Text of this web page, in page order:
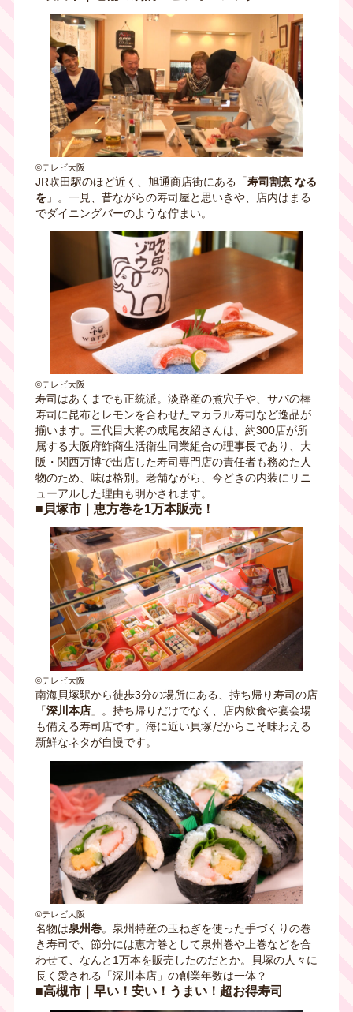
©テレビ大阪
JR吹田駅のほど近く、旭通商店街にある「寿司割烹 なる
を」。一見、昔ながらの寿司屋と思いきや、店内はまる
でダイニングバーのような佇まい。
©テレビ大阪
寿司はあくまでも正統派。淡路産の煮穴子や、サバの棒
寿司に昆布とレモンを合わせたマカラル寿司など逸品が
揃います。三代目大将の成尾友紹さんは、約300店が所
属する大阪府鮓商生活衛生同業組合の理事長であり、大
阪・関西万博で出店した寿司専門店の責任者も務めた人
物のため、味は格別。老舗ながら、今どきの内装にリニ
ューアルした理由も明かされます。
■貝塚市｜恵方巻を1万本販売！
©テレビ大阪
南海貝塚駅から徒歩3分の場所にある、持ち帰り寿司の店
「深川本店」。持ち帰りだけでなく、店内飲食や宴会場
も備える寿司店です。海に近い貝塚だからこそ味わえる
新鮮なネタが自慢です。
©テレビ大阪
名物は泉州巻。泉州特産の玉ねぎを使った手づくりの巻
き寿司で、節分には恵方巻として泉州巻や上巻などを合
わせて、なんと1万本を販売したのだとか。貝塚の人々に
長く愛される「深川本店」の創業年数は一体？
■高槻市｜早い！安い！うまい！超お得寿司